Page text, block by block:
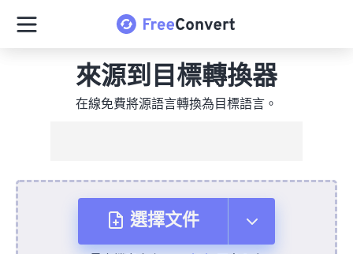
來源到目標轉換器
在線免費將源語言轉換為目標語言。
選擇文件